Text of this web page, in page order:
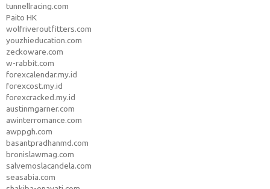
tunnellracing.com
Paito HK
wolfriveroutfitters.com
youzhieducation.com
zeckoware.com
w-rabbit.com
forexcalendar.my.id
forexcost.my.id
forexcracked.my.id
austinmgarner.com
awinterromance.com
awppgh.com
basantpradhanmd.com
bronislawmag.com
salvemoslacandela.com
seasabia.com